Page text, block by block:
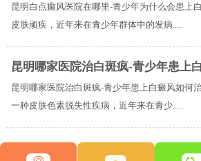
昆明白点癫风医院在哪里-青少年为什么会患上
皮肤顽疾，近年来在青少年群体中的发病.....
昆明哪家医院治白斑疯-青少年患上
昆明哪家医院治白斑疯-青少年患上白癜风如何
一种皮肤色素脱失性疾病，近年来在青少.....